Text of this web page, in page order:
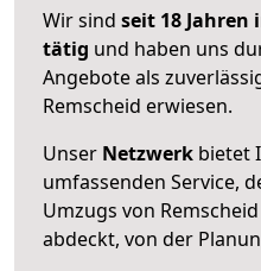
Wir sind seit 18 Jahren
tätig und haben uns
Angebote als
Remscheid erwiesen.
Unser Netzwerk bietet
umfassenden Service,
Umzugs von
abdeckt, von der